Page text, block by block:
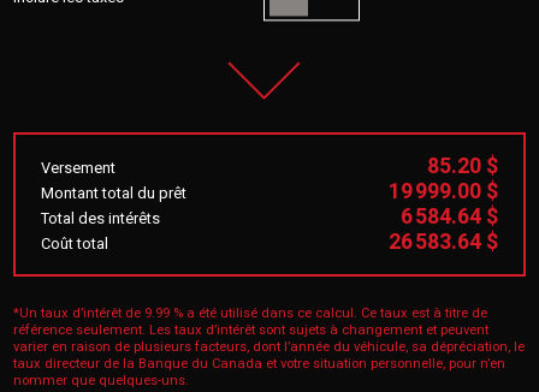
Versement 85.20 $
Montant total du prêt 19 999.00 $
Total des intérêts 6 584.64 $
Coût total 26 583.64 $
*Un taux d’intérêt de 9.99 % a été utilisé dans ce calcul. Ce taux est à titre de
référence seulement. Les taux d’intérêt sont sujets à changement et peuvent
varier en raison de plusieurs facteurs, dont l’année du véhicule, sa dépréciation, le
taux directeur de la Banque du Canada et votre situation personnelle, pour n’en
nommer que quelques-uns.